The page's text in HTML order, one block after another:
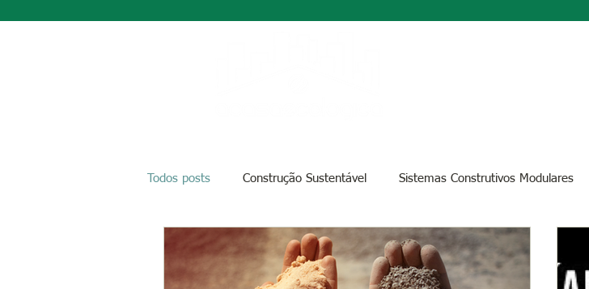
Todos posts Construção Sustentável Sistemas Construtivos Modulares
Guias e Tutoriais Economia e Sustentabilidade